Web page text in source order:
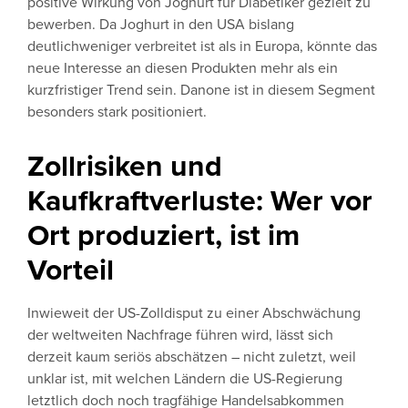
bewerben. Da Joghurt in den USA bislang
deutlichweniger verbreitet ist als in Europa, könnte das
neue Interesse an diesen Produkten mehr als ein
kurzfristiger Trend sein. Danone ist in diesem Segment
besonders stark positioniert.
Zollrisiken und
Kaufkraftverluste: Wer vor
Ort produziert, ist im
Vorteil
Inwieweit der US-Zolldisput zu einer Abschwächung
der weltweiten Nachfrage führen wird, lässt sich
derzeit kaum seriös abschätzen – nicht zuletzt, weil
unklar ist, mit welchen Ländern die US-Regierung
letztlich doch noch tragfähige Handelsabkommen